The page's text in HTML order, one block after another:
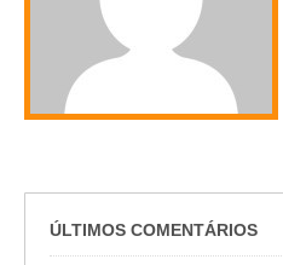
ÚLTIMOS COMENTÁRIOS